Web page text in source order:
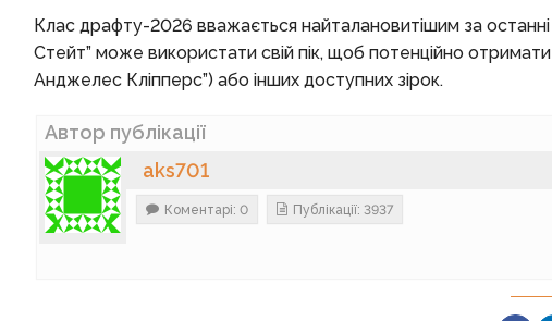
Клас драфту-2026 вважається найталановитішим за
Стейт” може використати свій пік, щоб потенційно
Анджелес Кліпперс”) або інших доступних зірок.
Автор публікації
aks701
Коментарі: 0 Публікації: 3937